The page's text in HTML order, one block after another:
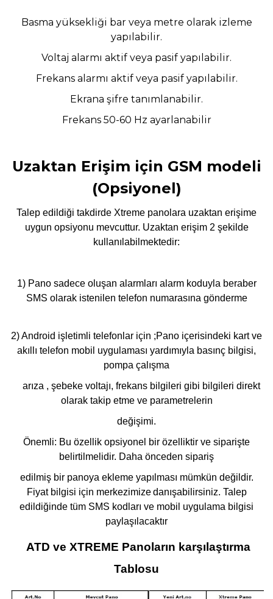
Basma yüksekliği bar veya metre olarak izleme
yapılabilir.
Voltaj alarmı aktif veya pasif yapılabilir.
Frekans alarmı aktif veya pasif yapılabilir.
Ekrana şifre tanımlanabilir.
Frekans 50-60 Hz ayarlanabilir
Uzaktan Erişim için GSM modeli
(Opsiyonel)
Talep edildiği takdirde Xtreme panolara uzaktan erişime
uygun opsiyonu mevcuttur. Uzaktan erişim 2 şekilde
kullanılabilmektedir:
1) Pano sadece oluşan alarmları alarm koduyla beraber
SMS olarak istenilen telefon numarasına gönderme
2) Android işletimli telefonlar için ;Pano içerisindeki kart ve
akıllı telefon mobil uygulaması yardımıyla basınç bilgisi,
pompa çalışma
arıza , şebeke voltajı, frekans bilgileri gibi bilgileri direkt
olarak takip etme ve parametrelerin
değişimi.
Önemli: Bu özellik opsiyonel bir özelliktir ve siparişte
belirtilmelidir. Daha önceden sipariş
edilmiş bir panoya ekleme yapılması mümkün değildir.
Fiyat bilgisi için merkezimize danışabilirsiniz. Talep
edildiğinde tüm SMS kodları ve mobil uygulama bilgisi
paylaşılacaktır
ATD ve XTREME Panoların karşılaştırma
Tablosu